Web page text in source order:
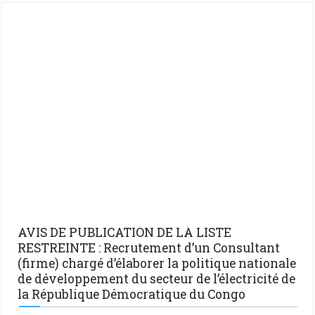
AVIS DE PUBLICATION DE LA LISTE
RESTREINTE : Recrutement d’un Consultant
(firme) chargé d’élaborer la politique nationale
de développement du secteur de l’électricité de
la République Démocratique du Congo